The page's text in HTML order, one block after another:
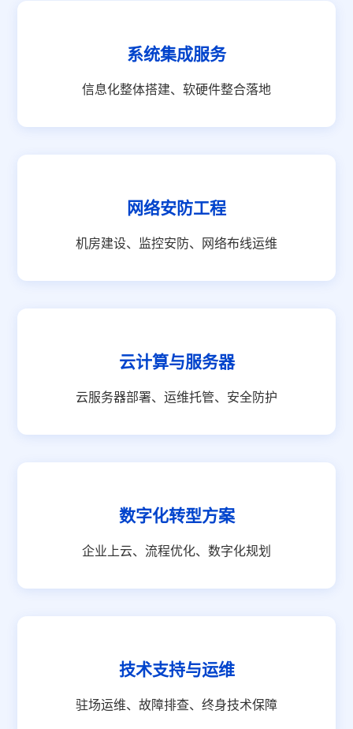
系统集成服务
信息化整体搭建、软硬件整合落地
网络安防工程
机房建设、监控安防、网络布线运维
云计算与服务器
云服务器部署、运维托管、安全防护
数字化转型方案
企业上云、流程优化、数字化规划
技术支持与运维
驻场运维、故障排查、终身技术保障